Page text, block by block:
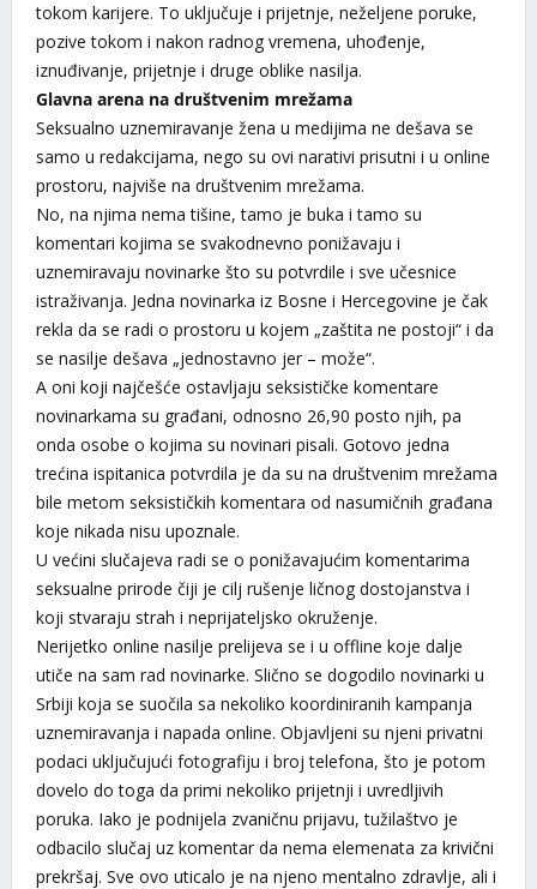
tokom karijere. To uključuje i prijetnje, neželjene poruke,
pozive tokom i nakon radnog vremena, uhođenje,
iznuđivanje, prijetnje i druge oblike nasilja.
Glavna arena na društvenim mrežama
Seksualno uznemiravanje žena u medijima ne dešava se
samo u redakcijama, nego su ovi narativi prisutni i u online
prostoru, najviše na društvenim mrežama.
No, na njima nema tišine, tamo je buka i tamo su
komentari kojima se svakodnevno ponižavaju i
uznemiravaju novinarke što su potvrdile i sve učesnice
istraživanja. Jedna novinarka iz Bosne i Hercegovine je čak
rekla da se radi o prostoru u kojem „zaštita ne postoji“ i da
se nasilje dešava „jednostavno jer – može“.
A oni koji najčešće ostavljaju seksističke komentare
novinarkama su građani, odnosno 26,90 posto njih, pa
onda osobe o kojima su novinari pisali. Gotovo jedna
trećina ispitanica potvrdila je da su na društvenim mrežama
bile metom seksističkih komentara od nasumičnih građana
koje nikada nisu upoznale.
U većini slučajeva radi se o ponižavajućim komentarima
seksualne prirode čiji je cilj rušenje ličnog dostojanstva i
koji stvaraju strah i neprijateljsko okruženje.
Nerijetko online nasilje prelijeva se i u offline koje dalje
utiče na sam rad novinarke. Slično se dogodilo novinarki u
Srbiji koja se suočila sa nekoliko koordiniranih kampanja
uznemiravanja i napada online. Objavljeni su njeni privatni
podaci uključujući fotografiju i broj telefona, što je potom
dovelo do toga da primi nekoliko prijetnji i uvredljivih
poruka. Iako je podnijela zvaničnu prijavu, tužilaštvo je
odbacilo slučaj uz komentar da nema elemenata za krivični
prekršaj. Sve ovo uticalo je na njeno mentalno zdravlje, ali i